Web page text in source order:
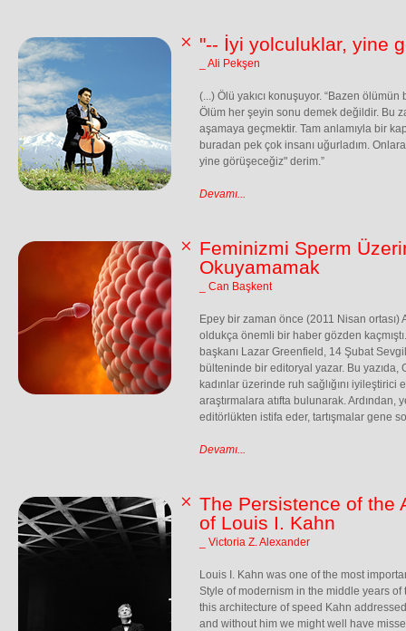
"-- İyi yolculuklar, yine
_ Ali Pekşen
(...) Ölü yakıcı konuşuyor. “Bazen
Ölüm her şeyin sonu demek değildir. Bu
aşamaya geçmektir. Tam anlamıyla bir
buradan pek çok insanı uğurladım.
yine görüşeceğiz" derim.”
Devamı...
Feminizmi Sperm
Okuyamamak
_ Can Başkent
Epey bir zaman önce (2011 Nisan ortası)
oldukça önemli bir haber gözden
başkanı Lazar Greenfield, 14 Şubat
bülteninde bir editoryal yazar. Bu
kadınlar üzerinde ruh sağlığını iyileştirici
araştırmalara atıfta bulunarak. Ardından,
editörlükten istifa eder, tartışmalar gene
Devamı...
The Persistence of the
of Louis I. Kahn
_ Victoria Z. Alexander
Louis I. Kahn was one of the most
Style of modernism in the middle years of
this architecture of speed Kahn
and without him we might well have